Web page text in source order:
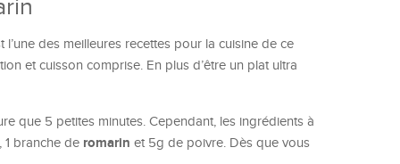
des meilleures recettes pour la cuisine de ce
et cuisson comprise. En plus d’être un plat ultra
que 5 petites minutes. Cependant, les ingrédients à
branche de romarin et 5g de poivre. Dès que vous